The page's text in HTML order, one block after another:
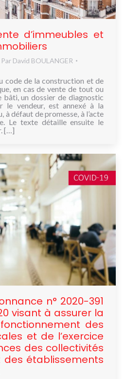
d’immeubles et
Par David BOULANGER
code de la construction et de
en cas de vente de tout ou
bâti, un dossier de diagnostic
le vendeur, est annexé à la
à défaut de promesse, à l’acte
Le texte détaille ensuite le
[…]
n° 2020-391
visant à assurer la
des
et de l’exercice
des collectivités
établissements